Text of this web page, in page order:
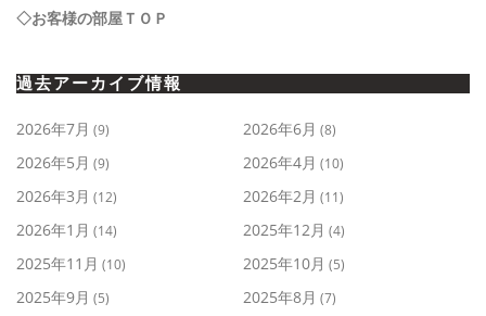
◇お客様の部屋ＴＯＰ
過去アーカイブ情報
2026年7月 (9) 2026年6月 (8)
2026年5月 (9) 2026年4月 (10)
2026年3月 (12) 2026年2月 (11)
2026年1月 (14) 2025年12月 (4)
2025年11月 (10) 2025年10月 (5)
2025年9月 (5) 2025年8月 (7)